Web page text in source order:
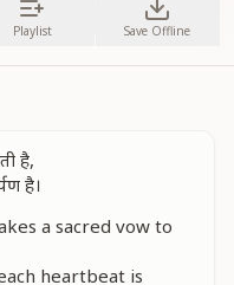
Playlist Save Offline
है,
है।
a sacred vow to
heartbeat is